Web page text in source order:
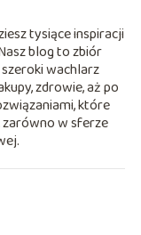
tysiące inspiracji
blog to zbiór
wachlarz
zdrowie, aż po
które
zarówno w sferze